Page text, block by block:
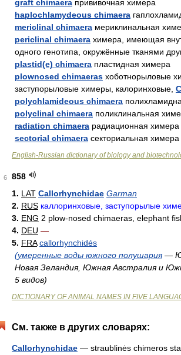
graft chimaera прививочная химера
haplochlamydeous chimaera
mericlinal chimaera мериклинальная
periclinal chimaera химера, имеющая
одного генотипа, окружённые тканями
plastid(e) chimaera пластидная химера
plownosed chimaeras хоботнорыловые
заступорыловые химеры, калоринховые,
polychlamideous chimaera
polyclinal chimaera поликлинальная
radiation chimaera радиационная химера
sectorial chimaera секториальная химера
English-Russian dictionary of biology and
6
858
1. LAT Callorhynchidae Garman
2. RUS каллоринховые, заступорылые
3. ENG 2 plow-nosed chimaeras, elephant
4. DEU —
5. FRA callorhynchidés
(умеренные воды южного полушария—
Новая Зеландия, Южная Австралия и
5 видов)
DICTIONARY OF ANIMAL NAMES IN FIVE
См. также в других словарях:
Callorhynchidae — straublinės chimeros